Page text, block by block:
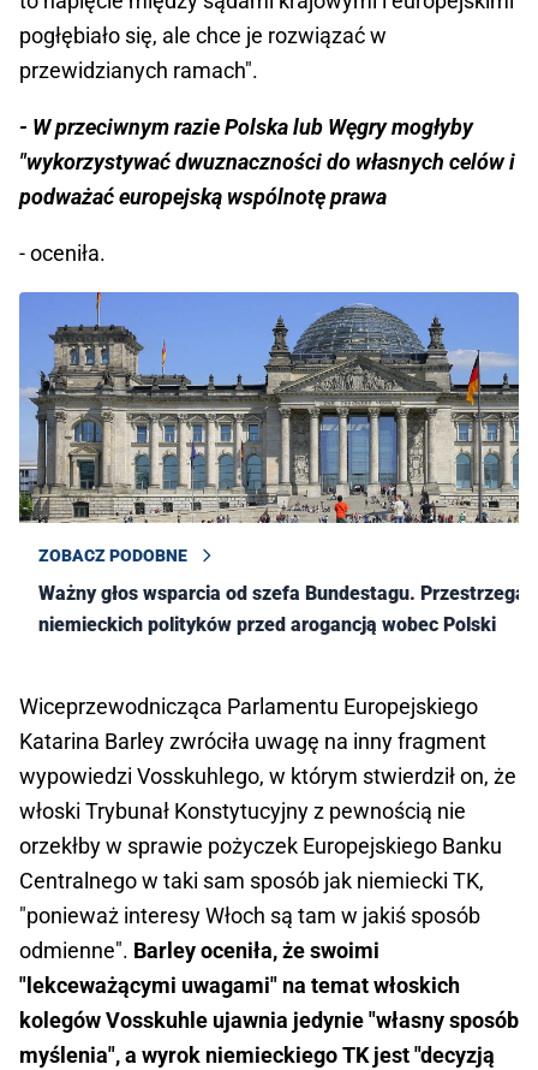
pogłębiało się, ale chce je rozwiązać w
przewidzianych ramach".
- W przeciwnym razie Polska lub Węgry mogłyby
"wykorzystywać dwuznaczności do własnych celów i
podważać europejską wspólnotę prawa
- oceniła.
ZOBACZ PODOBNE
Ważny głos wsparcia od szefa Bundestagu. Przestrzega
niemieckich polityków przed arogancją wobec Polski
Wiceprzewodnicząca Parlamentu Europejskiego
Katarina Barley zwróciła uwagę na inny fragment
wypowiedzi Vosskuhlego, w którym stwierdził on, że
włoski Trybunał Konstytucyjny z pewnością nie
orzekłby w sprawie pożyczek Europejskiego Banku
Centralnego w taki sam sposób jak niemiecki TK,
"ponieważ interesy Włoch są tam w jakiś sposób
odmienne". Barley oceniła, że swoimi
"lekceważącymi uwagami" na temat włoskich
kolegów Vosskuhle ujawnia jedynie "własny sposób
myślenia", a wyrok niemieckiego TK jest "decyzją